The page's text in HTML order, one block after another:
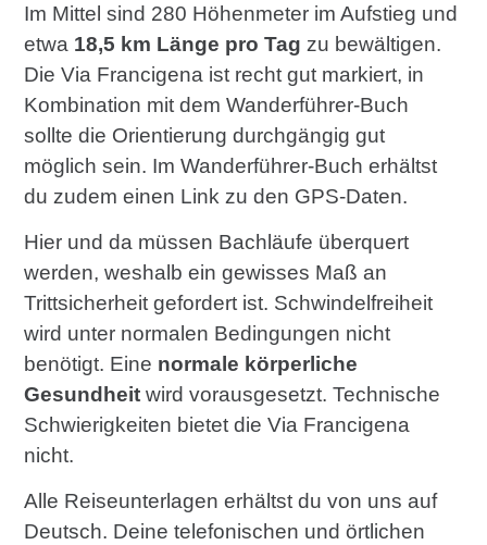
Im Mittel sind 280 Höhenmeter im Aufstieg und
etwa 18,5 km Länge pro Tag zu bewältigen.
Die Via Francigena ist recht gut markiert, in
Kombination mit dem Wanderführer-Buch
sollte die Orientierung durchgängig gut
möglich sein. Im Wanderführer-Buch erhältst
du zudem einen Link zu den GPS-Daten.
Hier und da müssen Bachläufe überquert
werden, weshalb ein gewisses Maß an
Trittsicherheit gefordert ist. Schwindelfreiheit
wird unter normalen Bedingungen nicht
benötigt. Eine normale körperliche
Gesundheit wird vorausgesetzt. Technische
Schwierigkeiten bietet die Via Francigena
nicht.
Alle Reiseunterlagen erhältst du von uns auf
Deutsch. Deine telefonischen und örtlichen